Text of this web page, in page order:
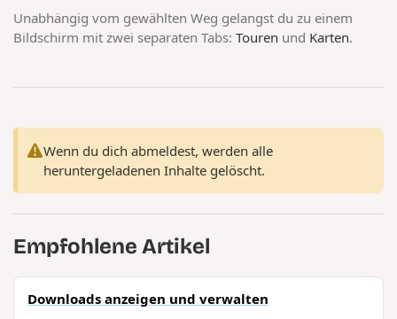
Unabhängig vom gewählten Weg gelangst du zu einem
Bildschirm mit zwei separaten Tabs:Touren und Karten.
Wenn du dich abmeldest, werden alle
heruntergeladenen Inhalte gelöscht.
Empfohlene Artikel
Downloads anzeigen und verwalten